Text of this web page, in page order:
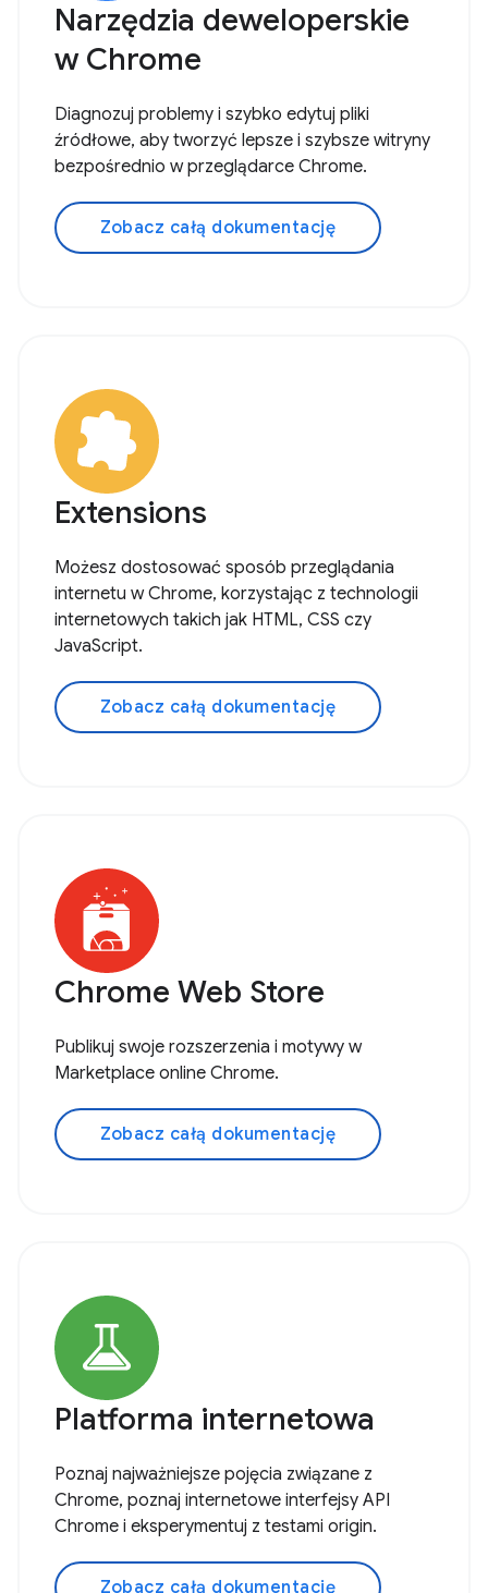
Narzędzia deweloperskie
w Chrome
Diagnozuj problemy i szybko edytuj pliki
źródłowe, aby tworzyć lepsze i szybsze witryny
bezpośrednio w przeglądarce Chrome.
Zobacz całą dokumentację
Extensions
Możesz dostosować sposób przeglądania
internetu w Chrome, korzystając z technologii
internetowych takich jak HTML, CSS czy
JavaScript.
Zobacz całą dokumentację
Chrome Web Store
Publikuj swoje rozszerzenia i motywy w
Marketplace online Chrome.
Zobacz całą dokumentację
Platforma internetowa
Poznaj najważniejsze pojęcia związane z
Chrome, poznaj internetowe interfejsy API
Chrome i eksperymentuj z testami origin.
Zobacz całą dokumentację